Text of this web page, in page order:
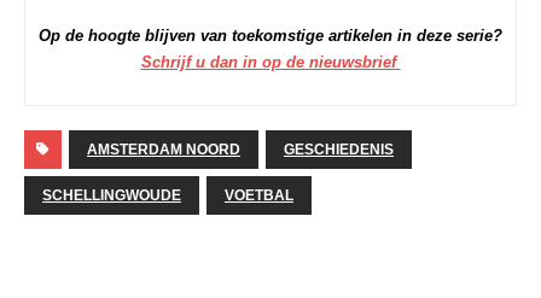
Op de hoogte blijven van toekomstige artikelen in deze serie?
Schrijf u dan in op de nieuwsbrief
AMSTERDAM NOORD GESCHIEDENIS
SCHELLINGWOUDE VOETBAL